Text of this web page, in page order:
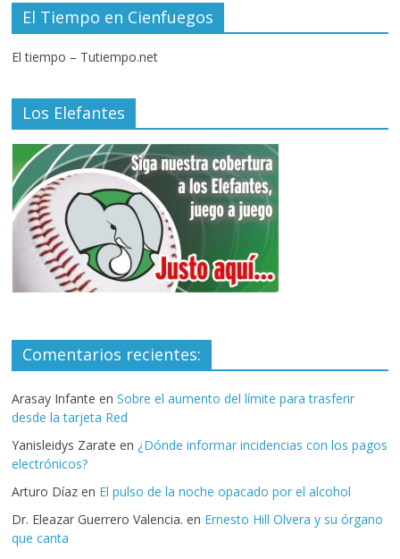
El Tiempo en Cienfuegos
El tiempo – Tutiempo.net
Los Elefantes
Comentarios recientes:
Arasay Infante enSobre el aumento del límite para trasferir
desde la tarjeta Red
Yanisleidys Zarate en ¿Dónde informar incidencias con los pagos
electrónicos?
Arturo Díaz en El pulso de la noche opacado por el alcohol
Dr. Eleazar Guerrero Valencia. en Ernesto Hill Olvera y su órgano
que canta